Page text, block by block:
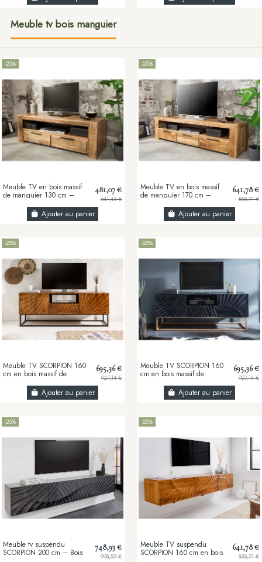
Meuble tv bois manguier
-25%
Meuble TV en bois massif
de manguier 130 cm –
industriel avec 3 tiroirs
481,07 €
641,43 €
Ajouter au panier
-25%
Meuble TV en bois massif
de manguier 170 cm –
industriel avec 3 tiroirs
641,78 €
855,71 €
Ajouter au panier
-25%
Meuble TV SCORPION 160
cm en bois massif de
design sculpté 3D avec...
695,36 €
927,14 €
Ajouter au panier
-25%
Meuble TV SCORPION 160
cm en bois massif de
design sculpté 3D avec...
695,36 €
927,14 €
Ajouter au panier
-25%
Meuble tv suspendu
SCORPION 200 cm – Bois
748,93 €
998,57 €
-25%
Meuble TV suspendu
SCORPION 160 cm en bois
641,78 €
855,71 €